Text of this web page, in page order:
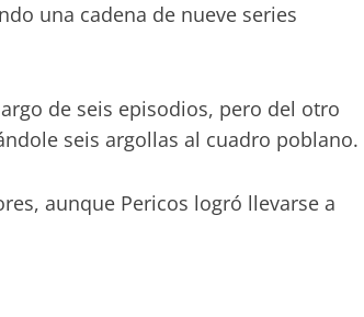
una cadena de nueve series
de seis episodios, pero del otro
seis argollas al cuadro poblano.
aunque Pericos logró llevarse a